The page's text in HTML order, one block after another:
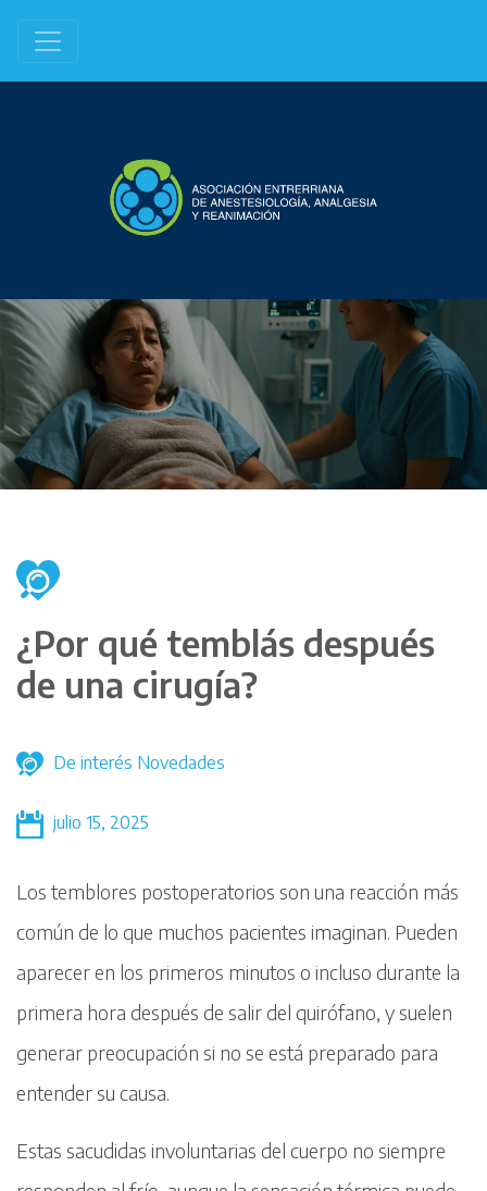
¿Por qué temblás después
de una cirugía?
De interés Novedades
julio 15, 2025
Los temblores postoperatorios son una reacción más
común de lo que muchos pacientes imaginan. Pueden
aparecer en los primeros minutos o incluso durante la
primera hora después de salir del quirófano, y suelen
generar preocupación si no se está preparado para
entender su causa.
Estas sacudidas involuntarias del cuerpo no siempre